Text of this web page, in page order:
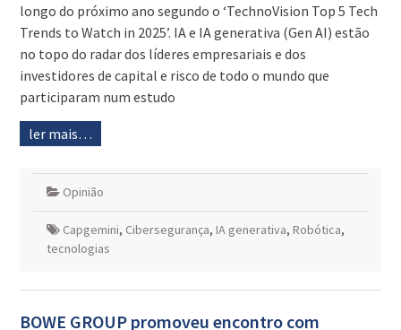
longo do próximo ano segundo o ‘TechnoVision Top 5 Tech
Trends to Watch in 2025’. IA e IA generativa (Gen AI) estão
no topo do radar dos líderes empresariais e dos
investidores de capital e risco de todo o mundo que
participaram num estudo
ler mais…
Opinião
Capgemini, Cibersegurança, IA generativa, Robótica,
tecnologias
BOWE GROUP promoveu encontro com